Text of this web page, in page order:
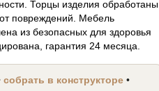
Торцы изделия обработаны
повреждений. Мебель
из безопасных для здоровья
гарантия 24 месяца.
собрать в конструкторе •